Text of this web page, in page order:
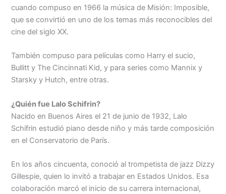
cuando compuso en 1966 la música de Misión: Imposible,
que se convirtió en uno de los temas más reconocibles del
cine del siglo XX.
También compuso para películas como Harry el sucio,
Bullitt y The Cincinnati Kid, y para series como Mannix y
Starsky y Hutch, entre otras.
¿Quién fue Lalo Schifrin?
Nacido en Buenos Aires el 21 de junio de 1932, Lalo
Schifrin estudió piano desde niño y más tarde composición
en el Conservatorio de París.
En los años cincuenta, conoció al trompetista de jazz Dizzy
Gillespie, quien lo invitó a trabajar en Estados Unidos. Esa
colaboración marcó el inicio de su carrera internacional,